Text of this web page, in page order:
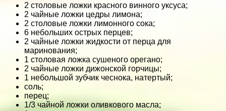
2 столовые ложки красного винного уксуса;
2 чайные ложки цедры лимона;
2 столовые ложки лимонного сока;
6 небольших острых перцев;
2 чайные ложки жидкости от перца для
маринования;
1 столовая ложка сушеного орегано;
2 чайные ложки дижонской горчицы;
1 небольшой зубчик чеснока, натертый;
соль;
перец;
1/3 чайной ложки оливкового масла;